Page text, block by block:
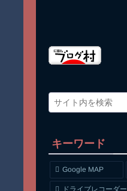
キーワード
Google MAP
ドライブレコーダー